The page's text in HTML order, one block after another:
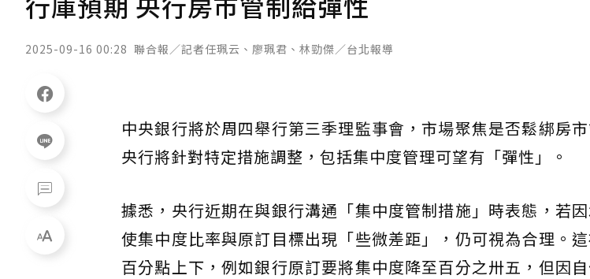
2025-09-16 00:28 聯合報／記者任珮云、廖珮君、林勁傑／台北報導
中央銀行將於周四舉行第三季理監事會，市場聚焦是否鬆綁房
央行將針對特定措施調整，包括集中度管理可望有「彈性」。
據悉，央行近期在與銀行溝通「集中度管制措施」時表態，若
使集中度比率與原訂目標出現「些微差距」，仍可視為合理。
百分點上下，例如銀行原訂要將集中度降至百分之卅五，但因